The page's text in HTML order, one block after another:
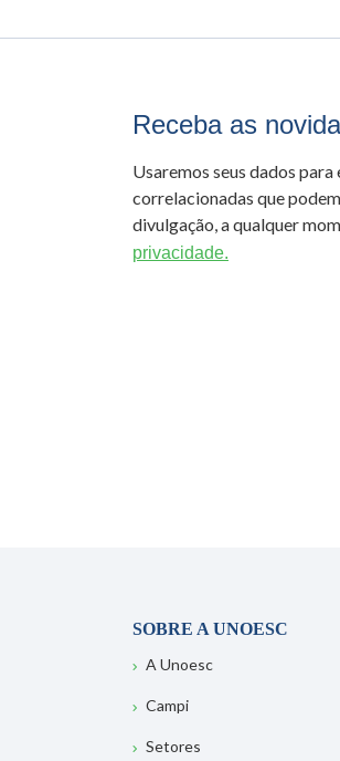
Receba as
Usaremos seus dados
correlacionadas que
divulgação, a qualquer
privacidade.
SOBRE A UNOESC
A Unoesc
Campi
Setores